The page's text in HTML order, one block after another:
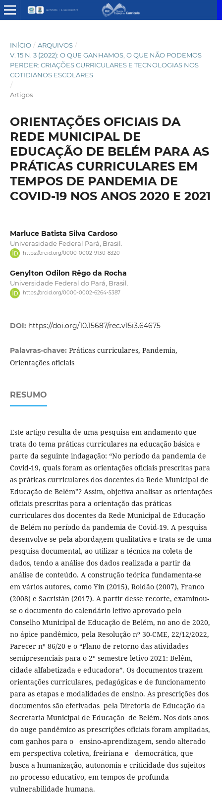
INÍCIO / ARQUIVOS /
V. 15 N. 3 (2022): O QUE GANHAMOS, O QUE NÃO PODEMOS
PERDER: CRIAÇÕES CURRICULARES E TECNOLOGIAS NOS
COTIDIANOS ESCOLARES
/
Artigos
ORIENTAÇÕES OFICIAIS DA
REDE MUNICIPAL DE
EDUCAÇÃO DE BELÉM PARA AS
PRÁTICAS CURRICULARES EM
TEMPOS DE PANDEMIA DE
COVID-19 NOS ANOS 2020 E 2021
Marluce Batista Silva Cardoso
Univerasidade Federal Pará, Brasil.
https://orcid.org/0000-0002-9130-8320
Genylton Odilon Rêgo da Rocha
Universidade Federal do Pará, Brasil.
https://orcid.org/0000-0002-6264-5387
DOI: https://doi.org/10.15687/rec.v15i3.64675
Palavras-chave: Práticas curriculares, Pandemia,
Orientações oficiais
RESUMO
Este artigo resulta de uma pesquisa em andamento que
trata do tema práticas curriculares na educação básica e
parte da seguinte indagação: “No período da pandemia de
Covid-19, quais foram as orientações oficiais prescritas para
as práticas curriculares dos docentes da Rede Municipal de
Educação de Belém”? Assim, objetiva analisar as orientações
oficiais prescritas para a orientação das práticas
curriculares dos docentes da Rede Municipal de Educação
de Belém no período da pandemia de Covid-19. A pesquisa
desenvolve-se pela abordagem qualitativa e trata-se de uma
pesquisa documental, ao utilizar a técnica na coleta de
dados, tendo a análise dos dados realizada a partir da
análise de conteúdo. A construção teórica fundamenta-se
em vários autores, como Yin (2015), Roldão (2007), Franco
(2008) e Sacristán (2017). A partir desse recorte, examinou-
se o documento do calendário letivo aprovado pelo
Conselho Municipal de Educação de Belém, no ano de 2020,
no ápice pandêmico, pela Resolução nº 30-CME, 22/12/2022,
Parecer nº 86/20 e o “Plano de retorno das atividades
semipresenciais para o 2º semestre letivo-2021: Belém,
cidade alfabetizada e educadora”. Os documentos trazem
orientações curriculares, pedagógicas e de funcionamento
para as etapas e modalidades de ensino. As prescrições dos
documentos são efetivadas pela Diretoria de Educação da
Secretaria Municipal de Educação de Belém. Nos dois anos
do auge pandêmico as prescrições oficiais foram ampliadas,
com ganhos para o ensino-aprendizagem, sendo alterado
em perspectiva coletiva, freiriana e democrática, que
busca a humanização, autonomia e criticidade dos sujeitos
no processo educativo, em tempos de profunda
vulnerabilidade humana.